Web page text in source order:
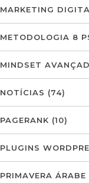
MARKETING
METODOLOGIA 8
MINDSET
NOTÍCIAS (74)
PAGERANK (10)
PLUGINS
PRIMAVERA ÁRABE